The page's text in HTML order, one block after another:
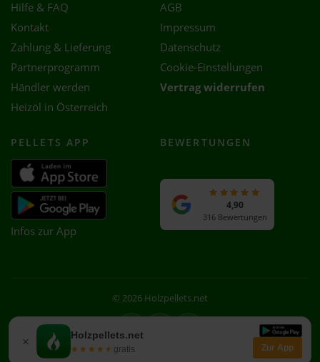
× Holzpellets.net
★★★★★
★★★★★ gratis Zur App
Hilfe & FAQ
Kontakt
Zahlung & Lieferung
Partnerprogramm
Händler werden
Heizöl in Österreich
AGB
Impressum
Datenschutz
Cookie-Einstellungen
Vertrag widerrufen
PELLETS APP
Infos zur App
BEWERTUNGEN
4,90
316 Bewertungen
© 2026 Holzpellets.net
Facebook